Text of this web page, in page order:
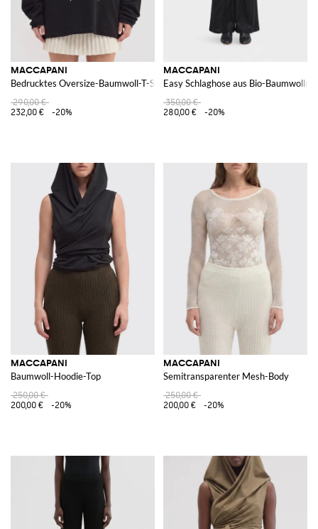
MACCAPANI
Bedrucktes Oversize-Baumwoll-T-Shirt
290,00 €
232,00 €
-20%
MACCAPANI
Easy Schlaghose aus Bio-
350,00 €
280,00 €
-20%
MACCAPANI
Baumwoll-Hoodie-Top
250,00 €
200,00 €
-20%
MACCAPANI
Semitransparenter Mesh-Body
250,00 €
200,00 €
-20%